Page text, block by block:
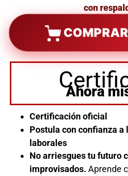
con
Ahora
Certificación oficial
Postula con confianza
laborales
No arriesgues tu futuro
improvisados. Aprende